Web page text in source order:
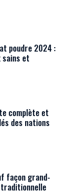
poudre 2024 :
sains et
complète et
des nations
façon grand-